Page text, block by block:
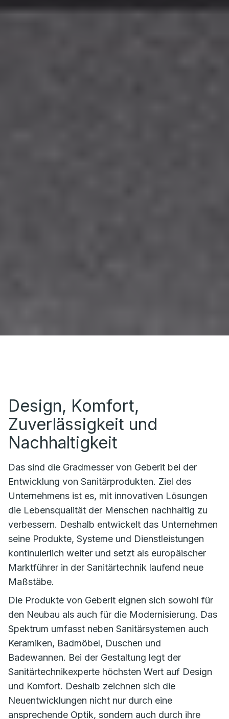
Design, Komfort,
Zuverlässigkeit und
Nachhaltigkeit
Das sind die Gradmesser von Geberit bei der
Entwicklung von Sanitärprodukten. Ziel des
Unternehmens ist es, mit innovativen Lösungen
die Lebensqualität der Menschen nachhaltig zu
verbessern. Deshalb entwickelt das Unternehmen
seine Produkte, Systeme und Dienstleistungen
kontinuierlich weiter und setzt als europäischer
Marktführer in der Sanitärtechnik laufend neue
Maßstäbe.
Die Produkte von Geberit eignen sich sowohl für
den Neubau als auch für die Modernisierung. Das
Spektrum umfasst neben Sanitärsystemen auch
Keramiken, Badmöbel, Duschen und
Badewannen. Bei der Gestaltung legt der
Sanitärtechnikexperte höchsten Wert auf Design
und Komfort. Deshalb zeichnen sich die
Neuentwicklungen nicht nur durch eine
ansprechende Optik, sondern auch durch ihre